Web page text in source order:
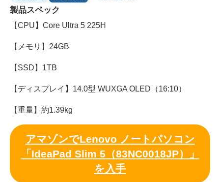
製品スペック
【CPU】Core Ultra 5 225H
【メモリ】24GB
【SSD】1TB
【ディスプレイ】14.0型 WUXGA OLED（16:10）
【重量】約1.39kg
アマゾンでLenovo ノートパソコン
「IdeaPad Slim 5（83NC0018JP）」
を入手